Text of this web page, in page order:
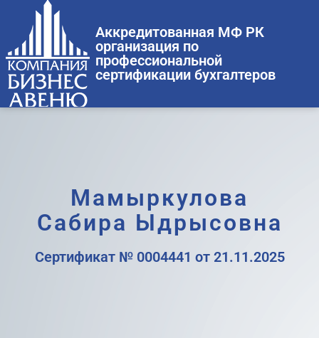
Аккредитованная МФ РК
организация по
профессиональной
сертификации бухгалтеров
Мамыркулова
Сабира Ыдрысовна
Сертификат № 0004441 от 21.11.2025